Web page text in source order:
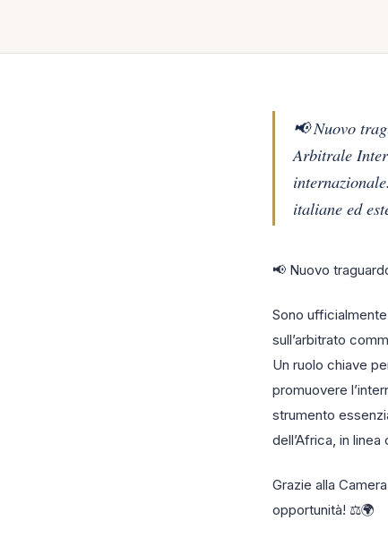
📢 Nuovo
Arbitrale
italiane ed
📢 Nuovo
Sono
sull’arbitrato
Un ruolo chiave
promuovere
strumento
dell’Africa, in
Grazie alla
opportunità! ⚖️🌍